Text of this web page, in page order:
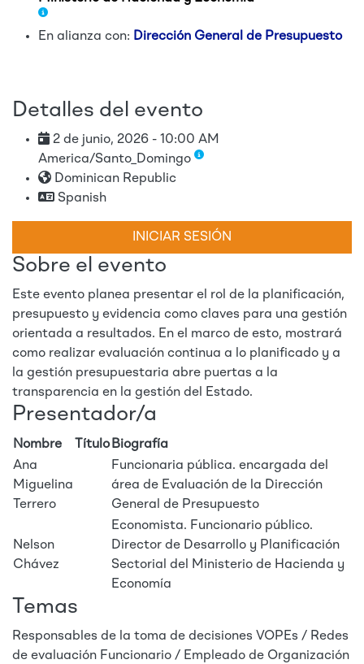
En alianza con: Dirección General de Presupuesto
Sobre el evento
Este evento planea presentar el rol de la planificación,
presupuesto y evidencia como claves para una gestión
orientada a resultados. En el marco de esto, mostrará
como realizar evaluación continua a lo planificado y a
la gestión presupuestaria abre puertas a la
transparencia en la gestión del Estado.
Presentador/a
Nombre TítuloBiografía
Ana
Miguelina
Terrero
Funcionaria pública. encargada del
área de Evaluación de la Dirección
General de Presupuesto
Nelson
Chávez
Economista. Funcionario público.
Director de Desarrollo y Planificación
Sectorial del Ministerio de Hacienda y
Economía
Temas
Responsables de la toma de decisiones VOPEs / Redes
de evaluación Funcionario / Empleado de Organización
Detalles del evento
2 de junio, 2026 - 10:00 AM
America/Santo_Domingo
Dominican Republic
Spanish
INICIAR SESIÓN